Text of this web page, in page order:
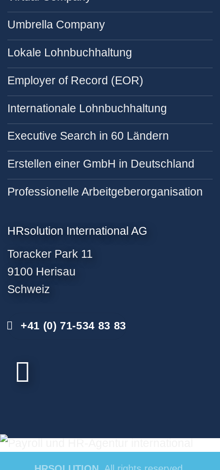
Umbrella Company
Lokale Lohnbuchhaltung
Employer of Record (EOR)
Internationale Lohnbuchhaltung
Executive Search in 60 Ländern
Erstellen einer GmbH in Deutschland
Professionelle Arbeitgeberorganisation
HRsolution International AG
Toracker Park 11
9100 Herisau
Schweiz
+41 (0) 71-534 83 83